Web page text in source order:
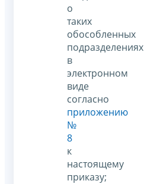
о
таких
обособленных
подразделениях
в
электронном
виде
согласно
приложению
№
8
к
настоящему
приказу;